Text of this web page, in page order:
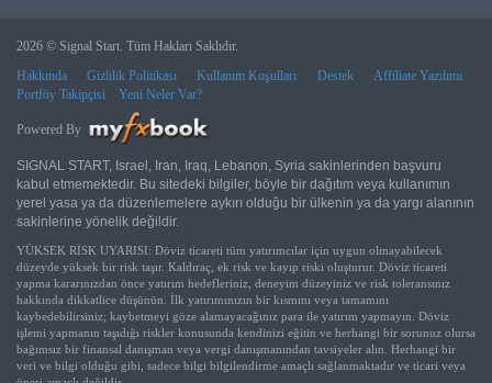
2026 © Signal Start. Tüm Hakları Saklıdır.
Hakkında
Gizlilik Politikası Kullanım Koşulları Destek
Affiliate Yazılımı
Portföy Takipçisi
Yeni Neler Var?
Powered By
SIGNAL START, Israel, Iran, Iraq, Lebanon, Syria sakinlerinden başvuru
kabul etmemektedir. Bu sitedeki bilgiler, böyle bir dağıtım veya kullanımın
yerel yasa ya da düzenlemelere aykırı olduğu bir ülkenin ya da yargı alanının
sakinlerine yönelik değildir.
YÜKSEK RİSK UYARISI: Döviz ticareti tüm yatırımcılar için uygun olmayabilecek
düzeyde yüksek bir risk taşır. Kaldıraç, ek risk ve kayıp riski oluşturur. Döviz ticareti
yapma kararınızdan önce yatırım hedefleriniz, deneyim düzeyiniz ve risk toleransınız
hakkında dikkatlice düşünün. İlk yatırımınızın bir kısmını veya tamamını
kaybedebilirsiniz; kaybetmeyi göze alamayacağınız para ile yatırım yapmayın. Döviz
işlemi yapmanın taşıdığı riskler konusunda kendinizi eğitin ve herhangi bir sorunuz olursa
bağımsız bir finansal danışman veya vergi danışmanından tavsiyeler alın. Herhangi bir
veri ve bilgi olduğu gibi, sadece bilgi bilgilendirme amaçlı sağlanmaktadır ve ticari veya